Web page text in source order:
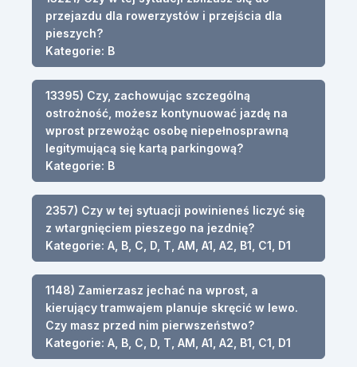
przejazdu dla rowerzystów i przejścia dla
pieszych?
Kategorie: B
13395) Czy, zachowując szczególną
ostrożność, możesz kontynuować jazdę na
wprost przewożąc osobę niepełnosprawną
legitymującą się kartą parkingową?
Kategorie: B
2357) Czy w tej sytuacji powinieneś liczyć się
z wtargnięciem pieszego na jezdnię?
Kategorie: A, B, C, D, T, AM, A1, A2, B1, C1, D1
1148) Zamierzasz jechać na wprost, a
kierujący tramwajem planuje skręcić w lewo.
Czy masz przed nim pierwszeństwo?
Kategorie: A, B, C, D, T, AM, A1, A2, B1, C1, D1